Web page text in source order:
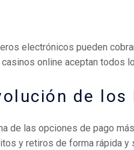
electrónicos pueden
online aceptan todos
de los
de las opciones de pago
y retiros de forma rápida